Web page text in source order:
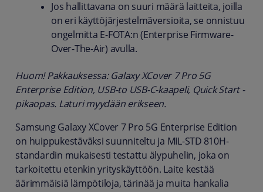
Jos hallittavana on suuri määrä laitteita, joilla
on eri käyttöjärjestelmäversioita, se onnistuu
ongelmitta E-FOTA:n (Enterprise Firmware-
Over-The-Air) avulla.
Huom! Pakkauksessa: Galaxy XCover 7 Pro 5G
Enterprise Edition, USB-to USB-C-kaapeli, Quick Start -
pikaopas. Laturi myydään erikseen.
Samsung Galaxy XCover 7 Pro 5G Enterprise Edition
on huippukestäväksi suunniteltu ja MIL-STD 810H-
standardin mukaisesti testattu älypuhelin, joka on
tarkoitettu etenkin yrityskäyttöön. Laite kestää
äärimmäisiä lämpötiloja, tärinää ja muita hankalia